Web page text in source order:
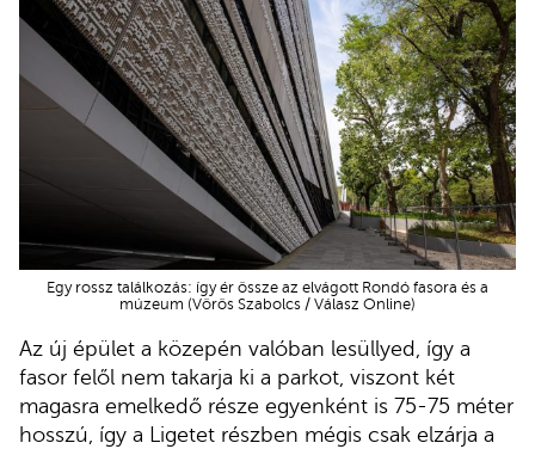
Egy rossz találkozás: így ér össze az elvágott Rondó fasora és a
múzeum (Vörös Szabolcs / Válasz Online)
Az új épület a közepén valóban lesüllyed, így a
fasor felől nem takarja ki a parkot, viszont két
magasra emelkedő része egyenként is 75-75 méter
hosszú, így a Ligetet részben mégis csak elzárja a